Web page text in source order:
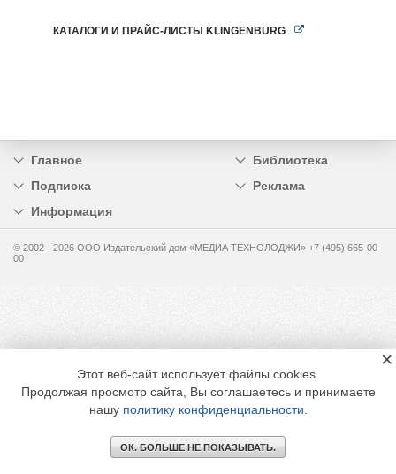
КАТАЛОГИ И ПРАЙС-ЛИСТЫ KLINGENBURG
Главное
Библиотека
Подписка
Реклама
Информация
© 2002 - 2026 OOO Издательский дом «МЕДИА ТЕХНОЛОДЖИ» +7 (495) 665-00-
00
Этот веб-сайт использует файлы cookies.
Продолжая просмотр сайта, Вы соглашаетесь и принимаете
нашу политику конфиденциальности
ОК. БОЛЬШЕ НЕ ПОКАЗЫВАТЬ.
×